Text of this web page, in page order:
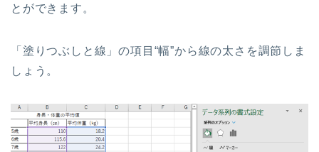
とができます。
「塗りつぶしと線」の項目“幅”から線の太さを調節しま
しょう。